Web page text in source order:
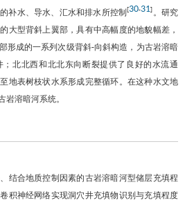
补水、导水、汇水和排水所控制[30-31] 。研究
大型背斜上翼部，具有中高幅度的地貌幅差，
形成的一系列次级背斜-向斜构造，为古岩溶暗
北北西和北北东向断裂提供了良好的水流通
地表树枝状水系形成完整循环。在这种水文地
溶暗河系统。
结合地质控制因素的古岩溶暗河型储层充填程
积神经网络实现洞穴井充填物识别与充填程度